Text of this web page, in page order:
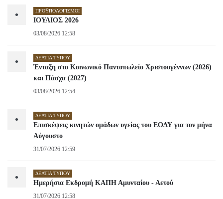
• ΠΡΟΫΠΟΛΟΓΙΣΜΟΊ
ΙΟΥΛΙΟΣ 2026
03/08/2026 12:58
• ΔΕΛΤΊΑ ΤΎΠΟΥ
Ένταξη στο Κοινωνικό Παντοπωλείο Χριστουγέννων (2026)
και Πάσχα (2027)
03/08/2026 12:54
• ΔΕΛΤΊΑ ΤΎΠΟΥ
Επισκέψεις κινητών ομάδων υγείας του ΕΟΔΥ για τον μήνα
Αύγουστο
31/07/2026 12:59
• ΔΕΛΤΊΑ ΤΎΠΟΥ
Ημερήσια Εκδρομή ΚΑΠΗ Αμυνταίου - Αετού
31/07/2026 12:58